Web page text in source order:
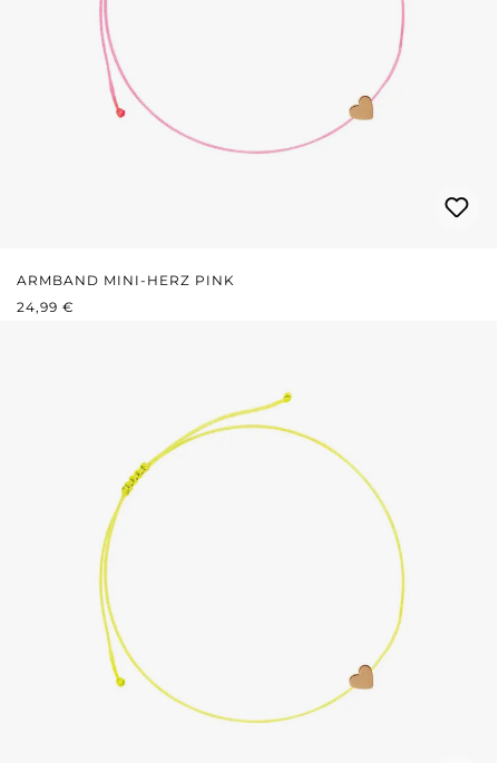
ARMBAND MINI-HERZ PINK
REGULÄRER PREIS:
24,99 €